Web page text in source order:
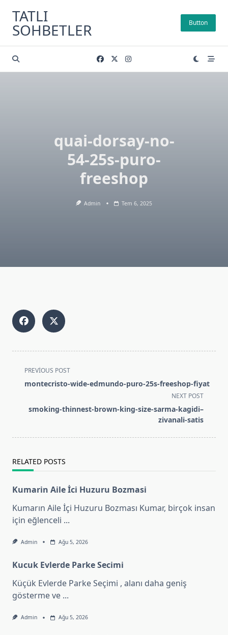
content
TATLI
SOHBETLER Button
quai-dorsay-no-
54-25s-puro-
freeshop
Admin Tem 6, 2025
<span
class="nav-
screen-
PREVIOUS POST
montecristo-wide-edmundo-puro-25s-freeshop-fiyat
NEXT POST
smoking-thinnest-brown-king-size-sarma-kagidi–
zivanali-satis
RELATED POSTS
Kumarin Aile İci Huzuru Bozmasi
Kumarın Aile İçi Huzuru Bozması Kumar, birçok insan
için eğlenceli ...
Admin Ağu 5, 2026
Kucuk Evlerde Parke Secimi
Küçük Evlerde Parke Seçimi , alanı daha geniş
gösterme ve ...
Admin Ağu 5, 2026